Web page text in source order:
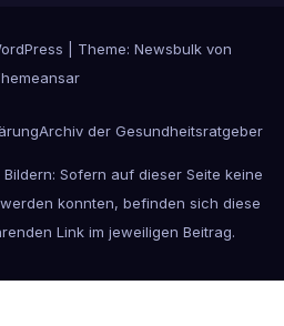
Theme: Newsbulkvon
Archiv der Gesundheitsratgeber
Sofern auf dieser Seite keine
konnten, befinden sich diese
Link im jeweiligen Beitrag.